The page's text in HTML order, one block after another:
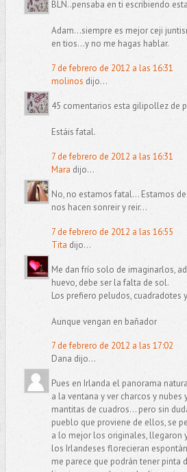
BLN..pensaba en ti escribiendo
Adam...siempre es mejor ceji
en tios...y no me hagas hablar.
7 de febrero de 2012 a las 16:31
molinos dijo...
45 comentarios esta gilipollez de
Estáis fatal.
7 de febrero de 2012 a las 16:31
Mara dijo...
No, no estamos fatal... Estamos
nos hacen sonreir y reir...
7 de febrero de 2012 a las 16:55
Tita dijo...
Me dan frío solo de imaginarlos,
huevo, debe ser la falta de sol.
Los prefiero peludos, cuadradotes
Aunque vengan en bañador
7 de febrero de 2012 a las 17:02
Dana dijo...
Pues en Irlanda el panorama
a la ventana y ver charcos y nubes
mantitas de cuadros... pero sin
pueblo que proviene de ellos, se
a lo mejor los originales, llegaron
los Irlandeses florecieran
me parece que podrán tener pinta